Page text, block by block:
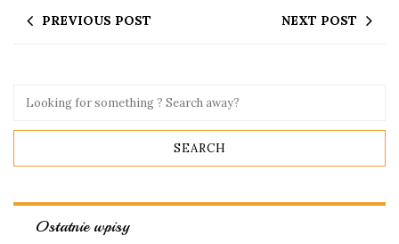
PREVIOUS POST NEXT POST
Ostatnie wpisy